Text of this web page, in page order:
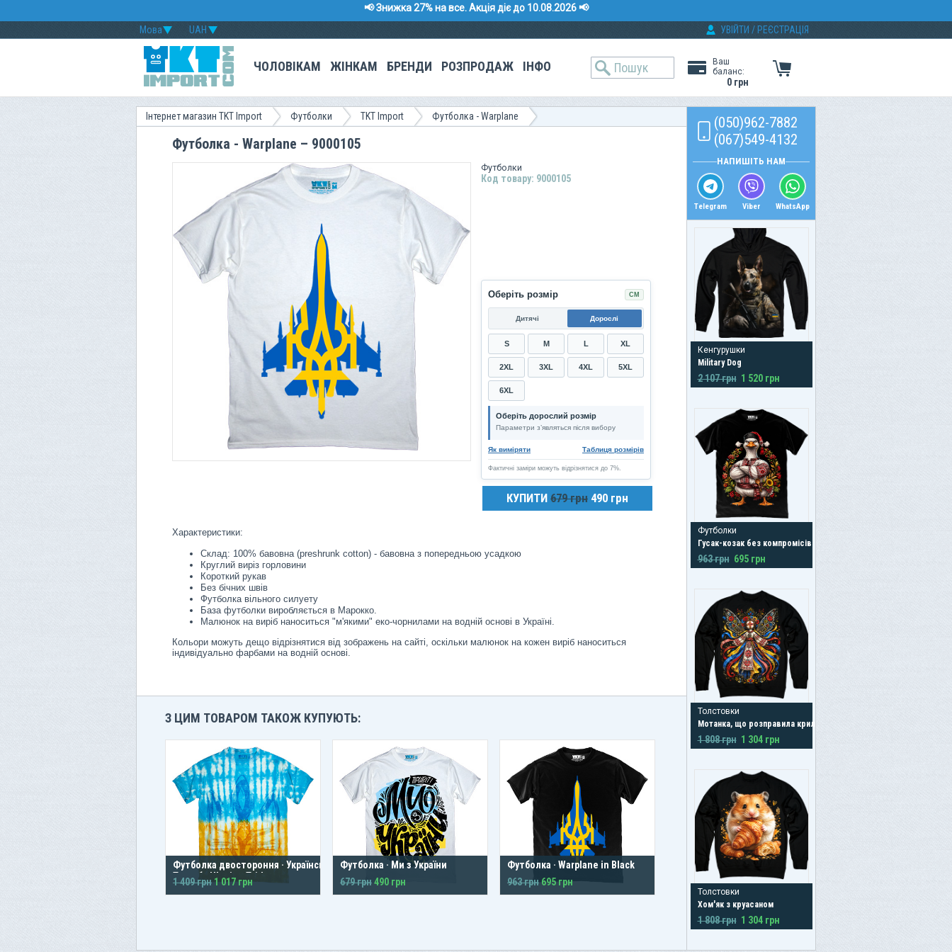
📢 Знижка 27% на все. Акція діє до 10.08.2026 📢
UAH
Мова УВІЙТИ / РЕЄСТРАЦІЯ
Ваш
баланс:
0 грн
ЧОЛОВІКАМ ЖІНКАМ БРЕНДИ РОЗПРОДАЖ ІНФО
Інтернет магазин TKT Import Футболки TKT Import Футболка - Warplane
Футболка - Warplane – 9000105
Футболки
Код товару: 9000105
Оберіть розмір СМ
Дитячі Дорослі
S M L XL
2XL 3XL 4XL 5XL
6XL
Оберіть дорослий розмір
Параметри з’являться після вибору
Як виміряти Таблиця розмірів
Фактичні заміри можуть відрізнятися до 7%.
КУПИТИ 679 грн 490 грн
Характеристики:
Склад: 100% бавовна (preshrunk cotton) - бавовна з попередньою усадкою
Круглий виріз горловини
Короткий рукав
Без бічних швів
Футболка вільного силуету
База футболки виробляється в Марокко.
Малюнок на виріб наноситься "м'якими" еко-чорнилами на водній основі в Україні.
Кольори можуть дещо відрізнятися від зображень на сайті, оскільки малюнок на кожен виріб наноситься
індивідуально фарбами на водній основі.
З ЦИМ ТОВАРОМ ТАКОЖ КУПУЮТЬ:
Футболка двостороння · Український
Тризуб · Ukraine Trident
1 409 грн1 017 грн
Футболка · Ми з України
679 грн490 грн
Футболка · Warplane in Black
963 грн 695 грн
(050)962-7882
(067)549-4132
НАПИШІТЬ НАМ
Telegram Viber WhatsApp
Кенгурушки
Military Dog
2 107 грн 1 520 грн
Футболки
Гусак-козак без компромісів
963 грн 695 грн
Толстовки
Мотанка, що розправила крила
1 808 грн 1 304 грн
Толстовки
Хом'як з круасаном
1 808 грн 1 304 грн